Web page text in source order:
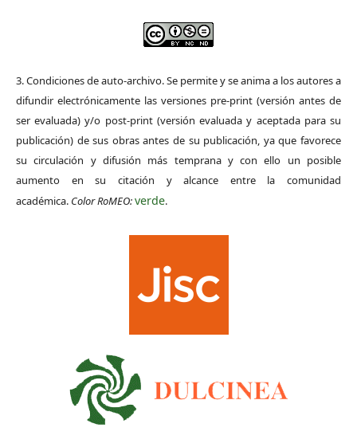
3. Condiciones de auto-archivo. Se permite y se anima a los autores a
difundir electrónicamente las versiones pre-print (versión antes de
ser evaluada) y/o post-print (versión evaluada y aceptada para su
publicación) de sus obras antes de su publicación, ya que favorece
su circulación y difusión más temprana y con ello un posible
aumento en su citación y alcance entre la comunidad
académica. Color RoMEO:verde.